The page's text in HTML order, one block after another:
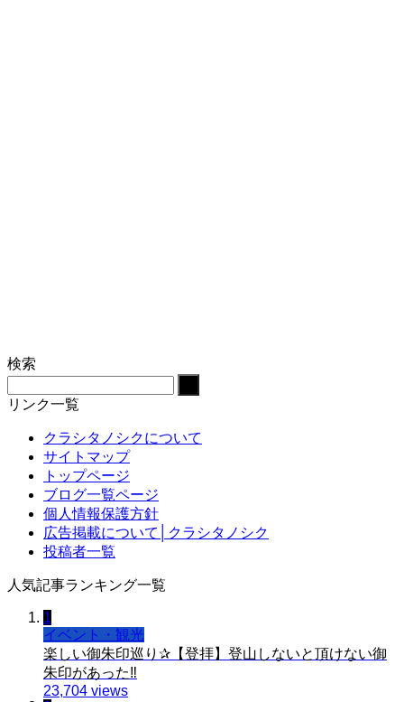
検索
リンク一覧
クラシタノシクについて
サイトマップ
トップページ
ブログ一覧ページ
個人情報保護方針
広告掲載について│クラシタノシク
投稿者一覧
人気記事ランキング一覧
1
イベント・観光
楽しい御朱印巡り✰【登拝】登山しないと頂けない御
朱印があった‼️
23,704 views